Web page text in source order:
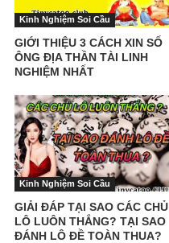
Kinh Nghiệm Soi Cầu
GIỚI THIỆU 3 CÁCH XIN SỐ
ÔNG ĐỊA THẦN TÀI LINH
NGHIỆM NHẤT
Kinh Nghiệm Soi Cầu
GIẢI ĐÁP TẠI SAO CÁC CHỦ
LÔ LUÔN THẮNG? TẠI SAO
ĐÁNH LÔ ĐỀ TOÀN THUA?